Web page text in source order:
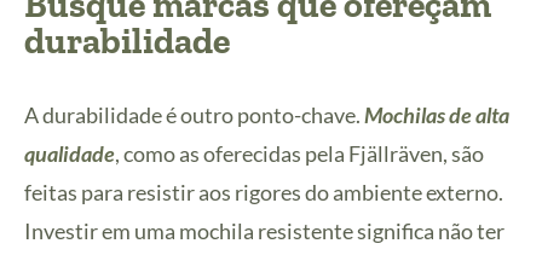
durabilidade
A durabilidade é outro ponto-chave.Mochilas de alta
qualidade, como as oferecidas pela Fjällräven, são
feitas para resistir aos rigores do ambiente externo.
Investir em uma mochila resistente significa não ter